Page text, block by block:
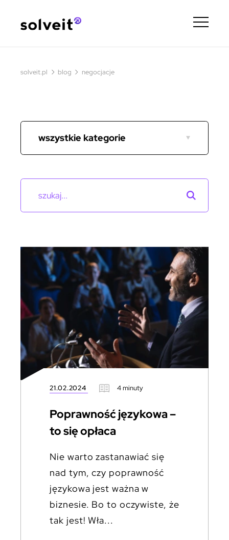
solveit.pl › blog › negocjacje
21.02.2024 4 minuty
Poprawność językowa –
to się opłaca
Nie warto zastanawiać się
nad tym, czy poprawność
językowa jest ważna w
biznesie. Bo to oczywiste, że
tak jest! Wła...
wszystkie kategorie